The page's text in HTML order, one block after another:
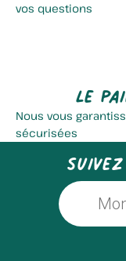
vos questions
Le
Nous vous
sécurisées